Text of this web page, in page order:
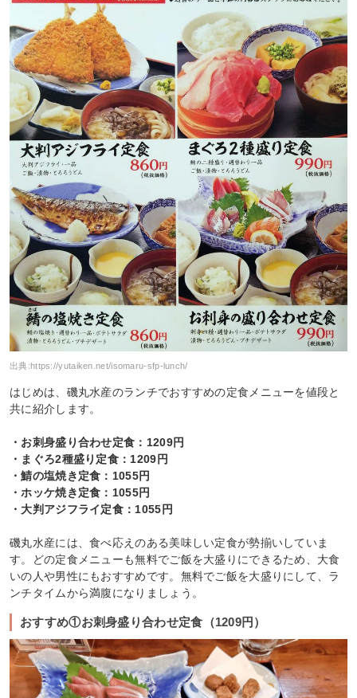
出典:https://yutaiken.net/isomaru-sfp-lunch/
はじめは、磯丸水産のランチでおすすめの定食メニューを値段と
共に紹介します。
・お刺身盛り合わせ定食：1209円
・まぐろ2種盛り定食：1209円
・鯖の塩焼き定食：1055円
・ホッケ焼き定食：1055円
・大判アジフライ定食：1055円
磯丸水産には、食べ応えのある美味しい定食が勢揃いしていま
す。どの定食メニューも無料でご飯を大盛りにできるため、大食
いの人や男性にもおすすめです。無料でご飯を大盛りにして、ラ
ンチタイムから満腹になりましょう。
おすすめ①お刺身盛り合わせ定食（1209円）